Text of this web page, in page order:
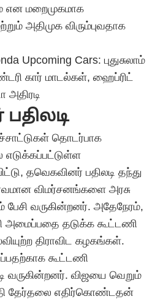
என மறைமுகமாக
அதிமுக விரும்புவதாக
Upcoming Cars: புதுசுலாம்
கார் மாடல்கள், ஹைப்ரிட்
தொடர்பாக
எடுக்கப்பட்டுள்ள
தவெகவினர் பதிலடி தந்து
விமர்சனங்களை அரசு
வருகின்றனர். அதேநேரம்,
அமைப்பதை தடுக்க கூட்டணி
திராவிட கழகங்கள்.
கூட்டணி
விஜயை வெறும்
தேர்தலை எதிர்கொண்டதன்